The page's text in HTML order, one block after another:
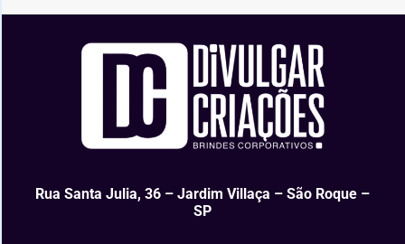
Rua Santa Julia, 36 – Jardim Villaça – São Roque –
SP